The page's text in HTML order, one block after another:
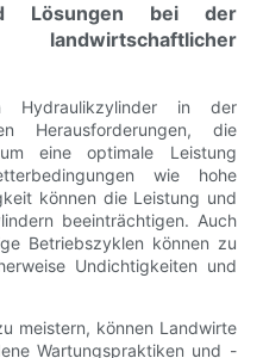
Lösungen bei der
Hydraulikzylinder in der
Herausforderungen, die
eine optimale Leistung
wie hohe
können die Leistung und
beeinträchtigen. Auch
Betriebszyklen können zu
Undichtigkeiten und
meistern, können Landwirte
Wartungspraktiken und -